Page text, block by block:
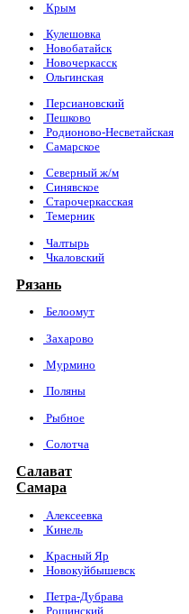
Крым
Кулешовка
Новобатайск
Новочеркасск
Ольгинская
Персиановский
Пешково
Родионово-Несветайская
Самарское
Северный ж/м
Синявское
Старочеркасская
Темерник
Чалтырь
Чкаловский
Рязань
Белоомут
Захарово
Мурмино
Поляны
Рыбное
Солотча
Салават
Самара
Алексеевка
Кинель
Красный Яр
Новокуйбышевск
Петра-Дубрава
Рощинский